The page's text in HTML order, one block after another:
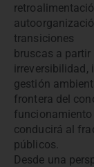
transiciones
bruscas a
irreversibilidad,
gestión
frontera del
conducirá al
públicos.
Desde una